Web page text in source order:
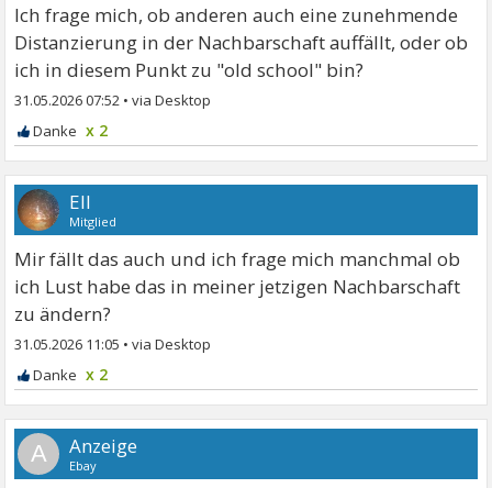
Ich frage mich, ob anderen auch eine zunehmende
Distanzierung in der Nachbarschaft auffällt, oder ob
ich in diesem Punkt zu "old school" bin?
31.05.2026 07:52 •
x 2
Ell
Mitglied
Mir fällt das auch und ich frage mich manchmal ob
ich Lust habe das in meiner jetzigen Nachbarschaft
zu ändern?
31.05.2026 11:05 •
x 2
A